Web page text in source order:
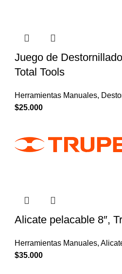
Juego de
Total Tools
Herramientas Manuales,
$25.000
Alicate pelacable 8″,
Herramientas Manuales,
$35.000